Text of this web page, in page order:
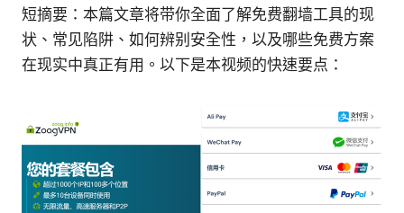
短摘要：本篇文章将带你全面了解免费翻墙工具的现
状、常见陷阱、如何辨别安全性，以及哪些免费方案
在现实中真正有用。以下是本视频的快速要点：